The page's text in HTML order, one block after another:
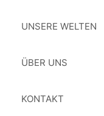
UNSERE WELTEN
ÜBER UNS
KONTAKT